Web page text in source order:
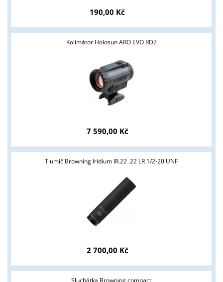
190,00 Kč
Kolimátor Holosun ARO EVO RD2
7 590,00 Kč
Tlumič Browning Iridium IR.22 .22 LR 1/2-20 UNF
2 700,00 Kč